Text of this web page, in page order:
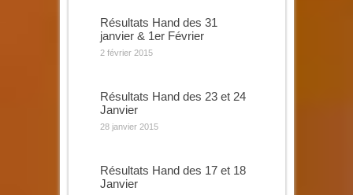
Résultats Hand des 31
janvier & 1er Février
2 février 2015
Résultats Hand des 23 et 24
Janvier
28 janvier 2015
Résultats Hand des 17 et 18
Janvier